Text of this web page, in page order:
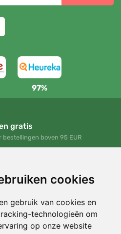
cookies
gebruik van cookies en
technologieën om
op onze website
97%
gratis
bestellingen boven 95 EUR
elk gewenst moment binnen 90
we een boom! Lees meer Over